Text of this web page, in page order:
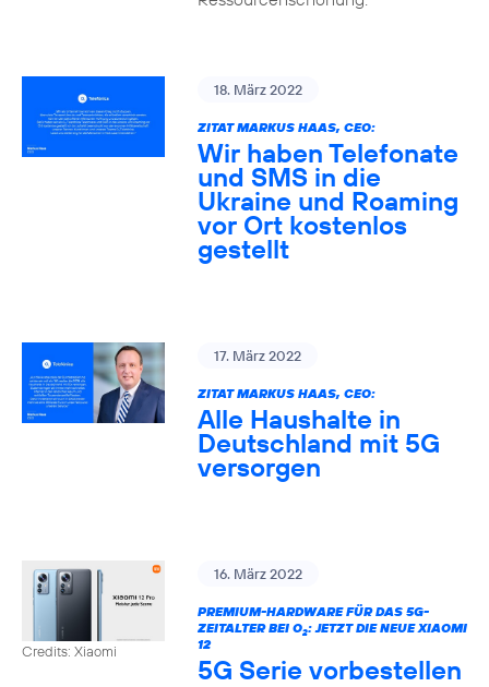
18. März 2022
ZITAT MARKUS HAAS, CEO:
Wir haben Telefonate
und SMS in die
Ukraine und Roaming
vor Ort kostenlos
gestellt
17. März 2022
ZITAT MARKUS HAAS, CEO:
Alle Haushalte in
Deutschland mit 5G
versorgen
Credits: Xiaomi
16. März 2022
PREMIUM-HARDWARE FÜR DAS 5G-
ZEITALTER BEI O2: JETZT DIE NEUE XIAOMI
12
5G Serie vorbestellen